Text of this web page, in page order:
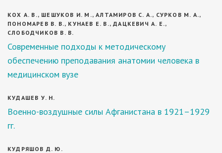
КОХ А. В., ШЕШУКОВ И. М., АЛТАМИРОВ С. А., СУРКОВ М. А.,
ПОНОМАРЕВ В. В., КУНАЕВ Е. В., ДАЦКЕВИЧ А. Е.,
СЛОБОДЧИКОВ В. В.
Современные подходы к методическому
обеспечению преподавания анатомии человека в
медицинском вузе
КУДАШЕВ У. Н.
Военно-воздушные силы Афганистана в 1921–1929
гг.
КУДРЯШОВ Д. Ю.